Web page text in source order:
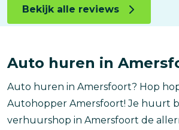
Bekijk alle reviews
Auto huren in
Auto huren in Amersfoort? Hop
Autohopper Amersfoort! Je huurt
verhuurshop in Amersfoort de